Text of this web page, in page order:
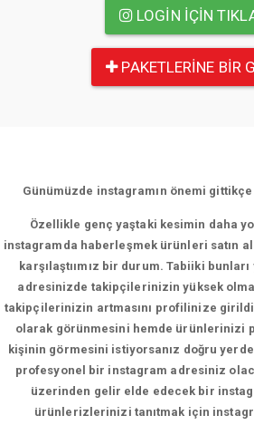
LOGIN IÇIN
PAKETLERINE BIR
Günümüzde instagramın önemi
Özellikle genç yaştaki kesimin daha
instagramda haberleşmek ürünleri satın
karşılaştıımız bir durum. Tabiiki
adresinizde takipçilerinizin yüksek
takipçilerinizin artmasını profilinize
olarak görünmesini hemde ürünlerinizi
kişinin görmesini istiyorsanız doğru
profesyonel bir instagram adresiniz
üzerinden gelir elde edecek bir
ürünlerizlerinizi tanıtmak için